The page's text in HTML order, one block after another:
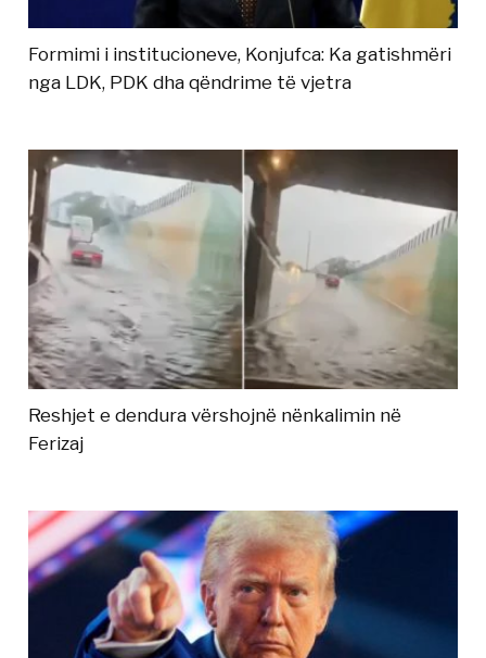
Formimi i institucioneve, Konjufca: Ka gatishmëri
nga LDK, PDK dha qëndrime të vjetra
Reshjet e dendura vërshojnë nënkalimin në
Ferizaj